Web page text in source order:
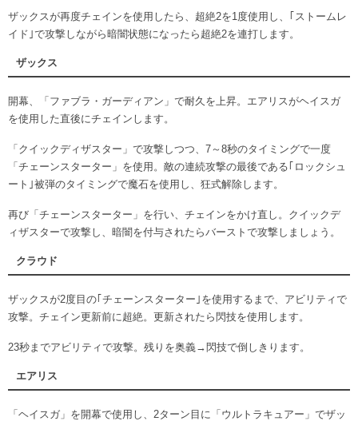
ザックスが再度チェインを使用したら、超絶2を1度使用し、｢ストームレ
イド｣で攻撃しながら暗闇状態になったら超絶2を連打します。
ザックス
開幕、「ファブラ・ガーディアン」で耐久を上昇。エアリスがヘイスガ
を使用した直後にチェインします。
「クイックディザスター」で攻撃しつつ、7～8秒のタイミングで一度
「チェーンスターター」を使用。敵の連続攻撃の最後である｢ロックシュ
ート｣被弾のタイミングで魔石を使用し、狂式解除します。
再び「チェーンスターター」を行い、チェインをかけ直し。クイックデ
ィザスターで攻撃し、暗闇を付与されたらバーストで攻撃しましょう。
クラウド
ザックスが2度目の｢チェーンスターター｣を使用するまで、アビリティで
攻撃。チェイン更新前に超絶。更新されたら閃技を使用します。
23秒までアビリティで攻撃。残りを奥義→閃技で倒しきります。
エアリス
「ヘイスガ」を開幕で使用し、2ターン目に「ウルトラキュアー」でザッ